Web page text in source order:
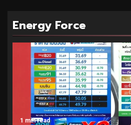
Energy Force
1 min read